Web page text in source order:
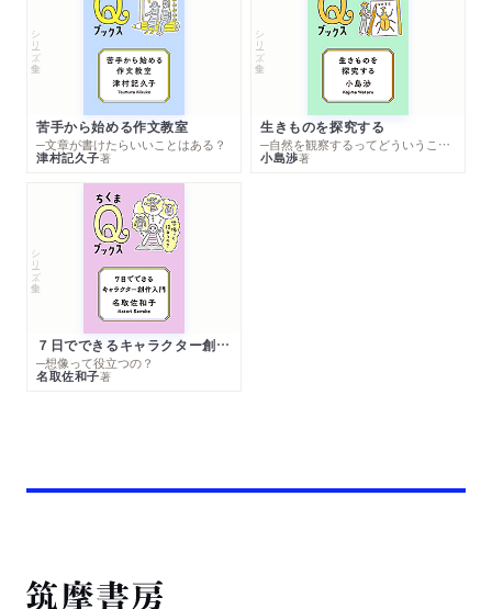
シリーズ・全集
苦手から始める作文教室
─文章が書けたらいいことはある？
津村記久子著
シリーズ・全集
生きものを探究する
─自然を観察するってどういうこと？
小島渉著
シリーズ・全集
７日でできるキャラクター創作入門
─想像って役立つの？
名取佐和子著